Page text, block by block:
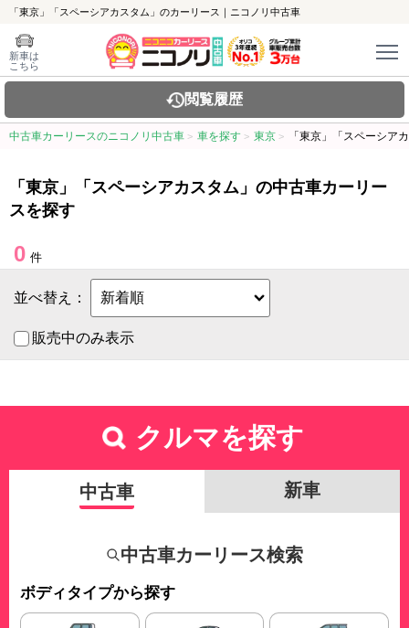
「東京」「スペーシアカスタム」のカーリース｜ニコノリ中古車
新車は
こちら
閲覧履歴
中古車カーリースのニコノリ中古車 車を探す 東京 「東京」「スペーシア
「東京」「スペーシアカスタム」の中古車カーリー
スを探す
0 件
並べ替え：
販売中のみ表示
クルマを探す
中古車 新車
中古車カーリース検索
ボディタイプから探す